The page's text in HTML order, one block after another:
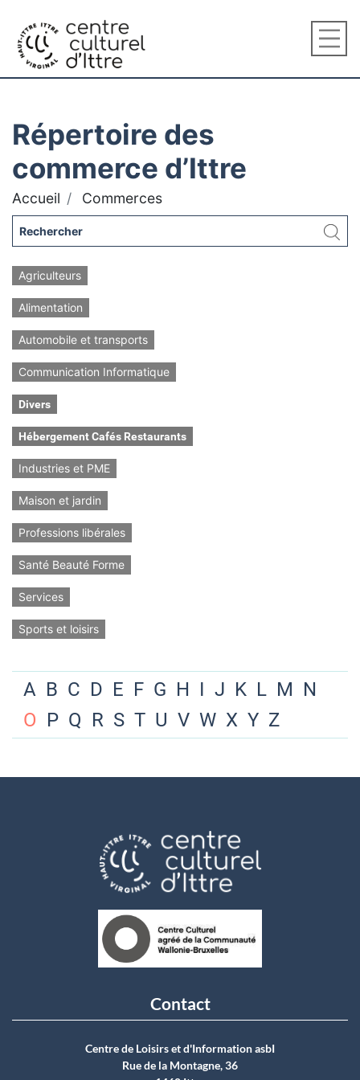
Répertoire des
commerce d’Ittre
Accueil Commerces
Agriculteurs
Alimentation
Automobile et transports
Communication Informatique
Divers
Hébergement Cafés Restaurants
Industries et PME
Maison et jardin
Professions libérales
Santé Beauté Forme
Services
Sports et loisirs
A B C D E F G H I J K L M N
O P Q R S T U V W X Y Z
Contact
Centre de Loisirs et d'Information asbI
Rue de la Montagne, 36